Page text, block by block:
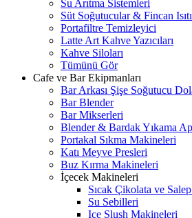
Su Arıtma Sistemleri
Süt Soğutucular & Fincan
Portafiltre Temizleyici
Latte Art Kahve Yazıcıları
Kahve Siloları
Tümünü Gör
Cafe ve Bar Ekipmanları
Bar Arkası Şişe Soğutucu
Bar Blender
Bar Mikserleri
Blender & Bardak Yıkama
Portakal Sıkma Makineleri
Katı Meyve Presleri
Buz Kırma Makineleri
İçecek Makineleri
Sıcak Çikolata ve
Su Sebilleri
Ice Slush Makineleri